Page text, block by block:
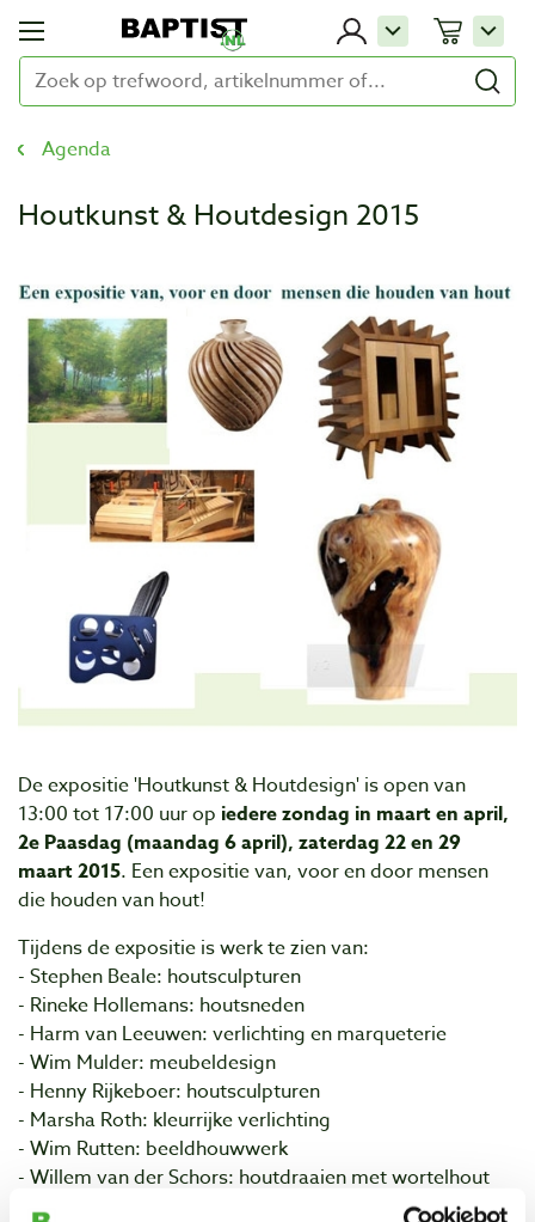
Agenda
Houtkunst & Houtdesign 2015
De expositie 'Houtkunst & Houtdesign' is open van
13:00 tot 17:00 uur op iedere zondag in maart en april,
2e Paasdag (maandag 6 april), zaterdag 22 en 29
maart 2015. Een expositie van, voor en door mensen
die houden van hout!
Tijdens de expositie is werk te zien van:
- Stephen Beale: houtsculpturen
- Rineke Hollemans: houtsneden
- Harm van Leeuwen: verlichting en marqueterie
- Wim Mulder: meubeldesign
- Henny Rijkeboer: houtsculpturen
- Marsha Roth: kleurrijke verlichting
- Wim Rutten: beeldhouwwerk
- Willem van der Schors: houtdraaien met wortelhout
- Nanny te Wiel: schilderijen van natuurhout.